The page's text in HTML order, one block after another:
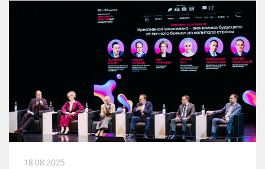
18.08.2025